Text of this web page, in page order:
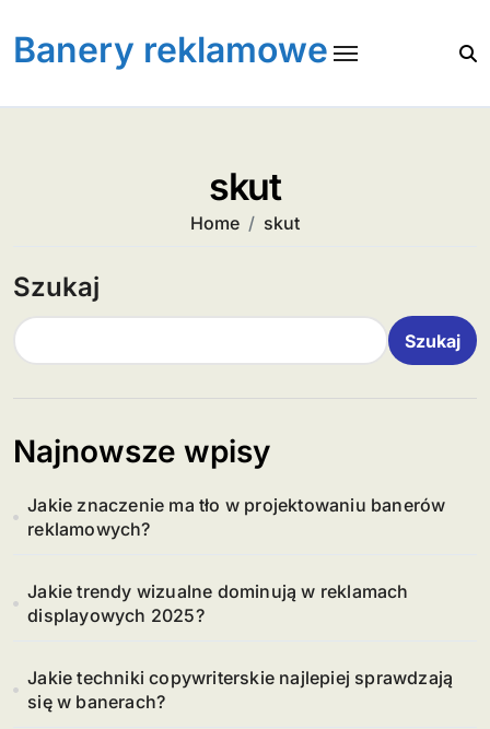
content
Banery reklamowe
skut
Home skut
Szukaj
Szukaj
Najnowsze wpisy
Jakie znaczenie ma tło w projektowaniu banerów
reklamowych?
Jakie trendy wizualne dominują w reklamach
displayowych 2025?
Jakie techniki copywriterskie najlepiej sprawdzają
się w banerach?